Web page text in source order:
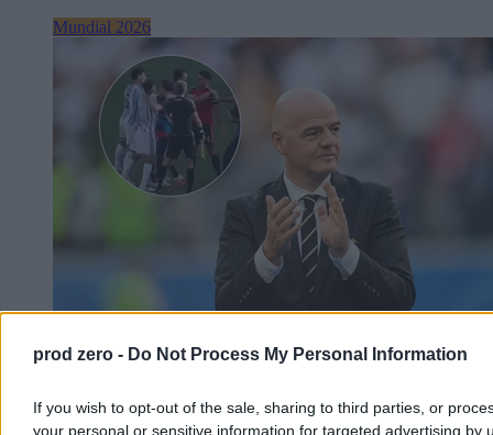
prod zero - Do Not Process My Personal Information
If you wish to opt-out of the sale, sharing to third parties, or
your personal or sensitive information for targeted advertising by
Mundial 2026
Infantino